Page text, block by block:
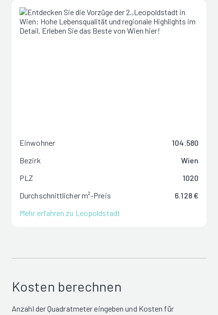
Einwohner
104.580
Bezirk
Wien
PLZ
1020
Durchschnittlicher m²-Preis
6.128 €
Mehr erfahren zu Leopoldstadt
Kosten berechnen
Anzahl der Quadratmeter eingeben und Kosten für